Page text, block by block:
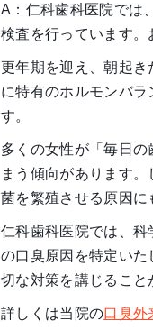
A：仁科歯科医院では
検査を行っています。
更年期を迎え、朝起き
に特有のホルモンバラ
す。
多くの女性が「毎日
まう傾向があります
菌を繁殖させる原因に
仁科歯科医院では、科
の口臭原因を特定い
切な対策を講じること
詳しくは当院の口臭外